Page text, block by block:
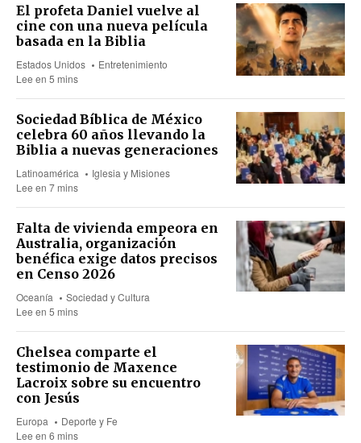
El profeta Daniel vuelve al
cine con una nueva película
basada en la Biblia
Estados Unidos
Entretenimiento
Lee en 5 mins
Sociedad Bíblica de México
celebra 60 años llevando la
Biblia a nuevas generaciones
Latinoamérica
Iglesia y Misiones
Lee en 7 mins
Falta de vivienda empeora en
Australia, organización
benéfica exige datos precisos
en Censo 2026
Oceanía
Sociedad y Cultura
Lee en 5 mins
Chelsea comparte el
testimonio de Maxence
Lacroix sobre su encuentro
con Jesús
Europa
Deporte y Fe
Lee en 6 mins